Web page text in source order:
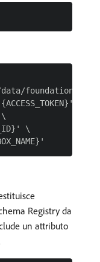
foundation/
\
\
Registry da
un attributo